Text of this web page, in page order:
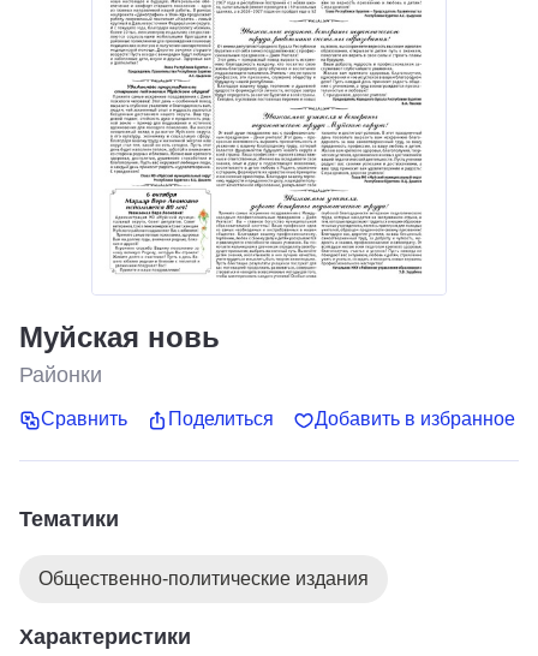
Муйская новь
Районки
Сравнить Поделиться Добавить в избранное
Тематики
Общественно-политические издания
Характеристики